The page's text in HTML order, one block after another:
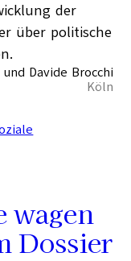
der
über politische
Davide Brocchi
Köln
wagen
Dossier